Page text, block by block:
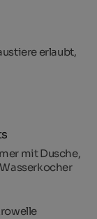
erlaubt,
mit Dusche,
Wasserkocher